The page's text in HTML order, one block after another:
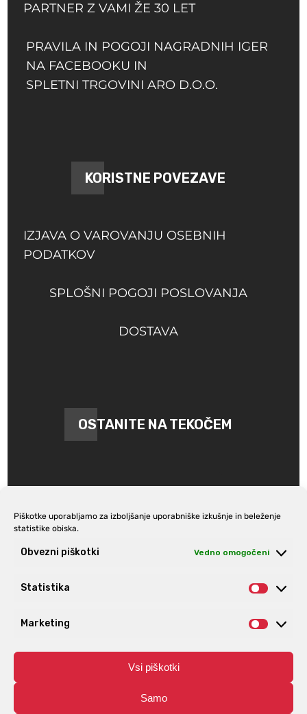
Piškotke uporabljamo za izboljšanje uporabniške izkušnje in beleženje
statistike obiska.
Obvezni piškotki Vedno omogočeni
Statistika
Marketing
Vsi piškotki
Samo
PARTNER Z VAMI ŽE 30 LET
PRAVILA IN POGOJI NAGRADNIH IGER
NA FACEBOOKU IN
SPLETNI TRGOVINI ARO D.O.O.
KORISTNE POVEZAVE
IZJAVA O VAROVANJU OSEBNIH
PODATKOV
SPLOŠNI POGOJI POSLOVANJA
DOSTAVA
OSTANITE NA TEKOČEM